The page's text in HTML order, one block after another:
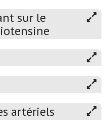
sur le
artériels